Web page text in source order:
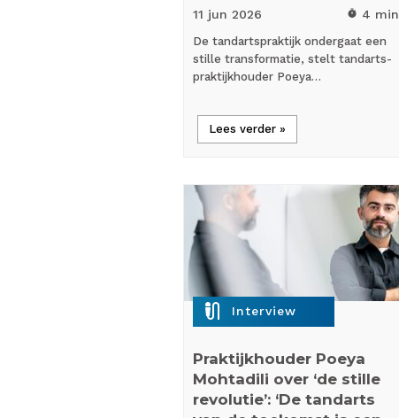
11 jun 2026 timer 4 min
De tandartspraktijk ondergaat een
stille transformatie, stelt tandarts-
praktijkhouder Poeya…
Lees verder »
mic_external_on Interview
Praktijkhouder Poeya
Mohtadili over ‘de stille
revolutie’: ‘De tandarts